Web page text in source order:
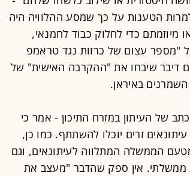
הטענות על כך שמסע ההלוויה היה
מיוזמתם כדי לחלוק כבוד לחמנאי,
על "מספר עצום של כרזות נגד טראמפ
דיבר שיבחו את "ההקרבה האישית" של
באיראן.
של העיתון במזרח התיכון - אמר כי
זרים יוכלו להשתתף. כמו כן,
הממשלה המתלווה לעיתונאים, וגם
ממשלתי. אין ספק שהדבר "מעצב את